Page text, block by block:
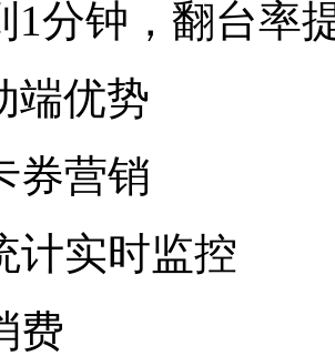
1分钟 ，翻台率
端优势
券营销
计实时监控
费